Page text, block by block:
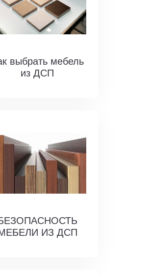
выбрать мебель
из ДСП
ИЗ ДСП